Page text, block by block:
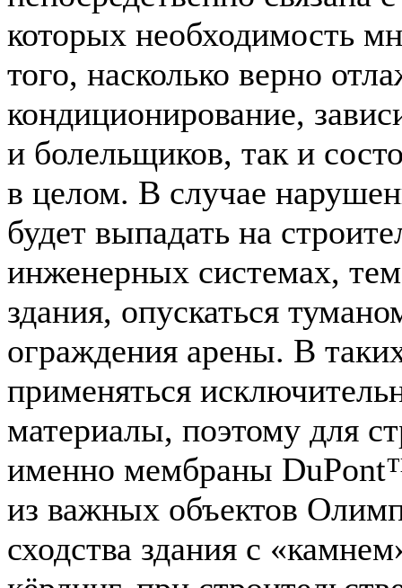
которых необходимость
того, насколько верно
кондиционирование,
и болельщиков, так и
в целом. В случае
будет выпадать на
инженерных системах,
здания, опускаться
ограждения арены. В
применяться
материалы, поэтому для
именно мембраны
из важных объектов
сходства здания с